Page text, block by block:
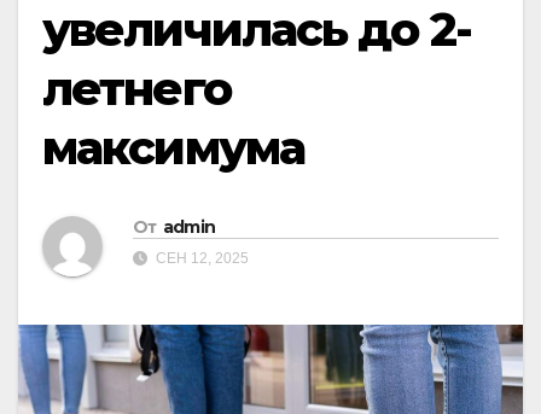
увеличилась до 2-
летнего
максимума
От admin
СЕН 12, 2025